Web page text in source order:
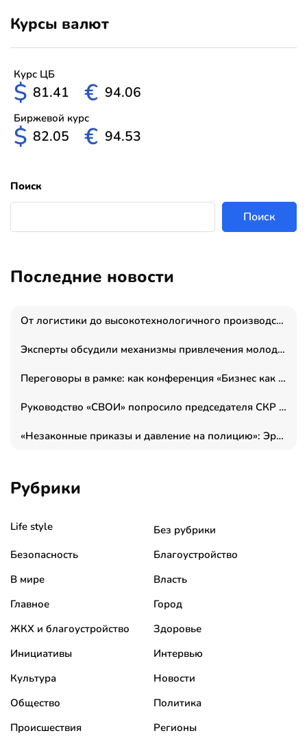
Курсы валют
Курс ЦБ
$ 81.41 € 94.06
Биржевой курс
$ 82.05 € 94.53
Поиск
Поиск
Последние новости
От логистики до высокотехнологичного производства: как основатель “гагаринга” выстраивает экосистему безопасности и гражданских БПЛА
Эксперты обсудили механизмы привлечения молодых специалистов в промышленные города
Переговоры в рамке: как конференция «Бизнес как искусство» переформатирует деловой этикет в стенах ТПП РФ
Руководство «СВОИ» попросило председателя СКР дать правовую оценку обысков в тыловом штабе
«Незаконные приказы и давление на полицию»: Эрнеста Султанова задержали у посольства Израиля во время одиночного пикета
Рубрики
Life style
Без рубрики
Безопасность
Благоустройство
В мире
Власть
Главное
Город
ЖКХ и благоустройство
Здоровье
Инициативы
Интервью
Культура
Новости
Общество
Политика
Происшествия
Регионы